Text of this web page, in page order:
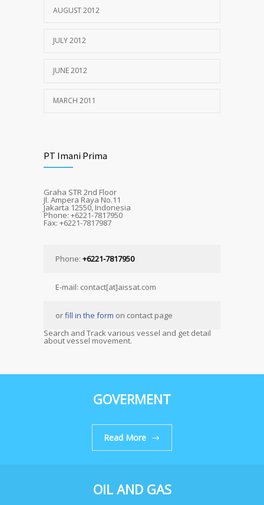
AUGUST 2012
JULY 2012
JUNE 2012
MARCH 2011
PT Imani Prima
Graha STR 2nd Floor
Jl. Ampera Raya No.11
Jakarta 12550, Indonesia
Phone: +6221-7817950
Fax: +6221-7817987
Phone: +6221-7817950
E-mail: contact[at]aissat.com
orfill in the form on contact page
Search and Track various vessel and get detail
about vessel movement.
GOVERMENT
Read More
OIL AND GAS